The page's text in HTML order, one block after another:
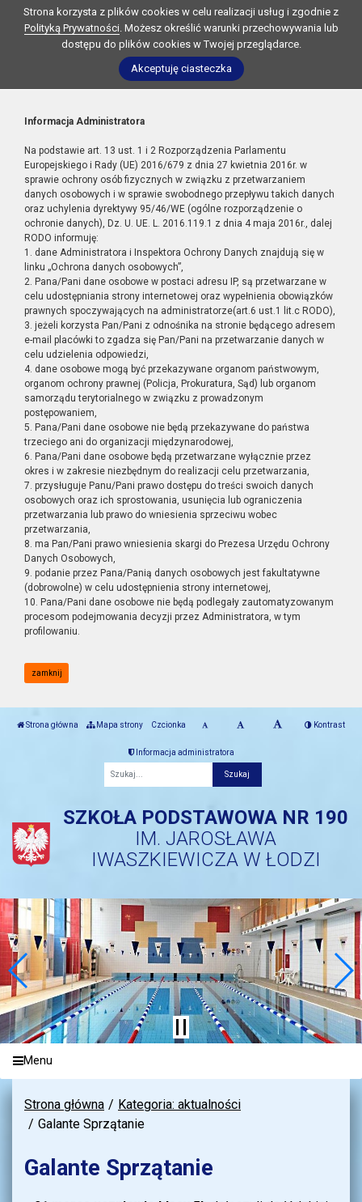
Strona korzysta z plików cookies w celu realizacji usług i zgodnie z
Polityką Prywatności. Możesz określić warunki przechowywania lub
dostępu do plików cookies w Twojej przeglądarce.
Akceptuję ciasteczka
Informacja Administratora
Na podstawie art. 13 ust. 1 i 2 Rozporządzenia Parlamentu
Europejskiego i Rady (UE) 2016/679 z dnia 27 kwietnia 2016r. w
sprawie ochrony osób fizycznych w związku z przetwarzaniem
danych osobowych i w sprawie swobodnego przepływu takich danych
oraz uchylenia dyrektywy 95/46/WE (ogólne rozporządzenie o
ochronie danych), Dz. U. UE. L. 2016.119.1 z dnia 4 maja 2016r., dalej
RODO informuję:
1. dane Administratora i Inspektora Ochrony Danych znajdują się w
linku „Ochrona danych osobowych”,
2. Pana/Pani dane osobowe w postaci adresu IP, są przetwarzane w
celu udostępniania strony internetowej oraz wypełnienia obowiązków
prawnych spoczywających na administratorze(art.6 ust.1 lit.c RODO),
3. jeżeli korzysta Pan/Pani z odnośnika na stronie będącego adresem
e-mail placówki to zgadza się Pan/Pani na przetwarzanie danych w
celu udzielenia odpowiedzi,
4. dane osobowe mogą być przekazywane organom państwowym,
organom ochrony prawnej (Policja, Prokuratura, Sąd) lub organom
samorządu terytorialnego w związku z prowadzonym
postępowaniem,
5. Pana/Pani dane osobowe nie będą przekazywane do państwa
trzeciego ani do organizacji międzynarodowej,
6. Pana/Pani dane osobowe będą przetwarzane wyłącznie przez
okres i w zakresie niezbędnym do realizacji celu przetwarzania,
7. przysługuje Panu/Pani prawo dostępu do treści swoich danych
osobowych oraz ich sprostowania, usunięcia lub ograniczenia
przetwarzania lub prawo do wniesienia sprzeciwu wobec
przetwarzania,
8. ma Pan/Pani prawo wniesienia skargi do Prezesa Urzędu Ochrony
Danych Osobowych,
9. podanie przez Pana/Panią danych osobowych jest fakultatywne
(dobrowolne) w celu udostępnienia strony internetowej,
10. Pana/Pani dane osobowe nie będą podlegały zautomatyzowanym
procesom podejmowania decyzji przez Administratora, w tym
profilowaniu.
zamknij
Strona główna Mapa strony Czcionka Kontrast
Informacja administratora
SZKOŁA PODSTAWOWA NR 190
IM. JAROSŁAWA
IWASZKIEWICZA W ŁODZI
Menu
Strona główna
Kategoria: aktualności
Galante Sprzątanie
Galante Sprzątanie